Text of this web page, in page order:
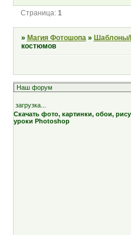
Страница: 1
» Магия Фотошопа »
костюмов
загрузка...
Скачать фото, картинки, обои,
уроки Photoshop